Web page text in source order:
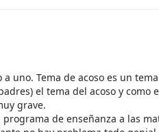
uno. Tema de acoso es un
el tema del acoso y
grave.
de enseñanza a las